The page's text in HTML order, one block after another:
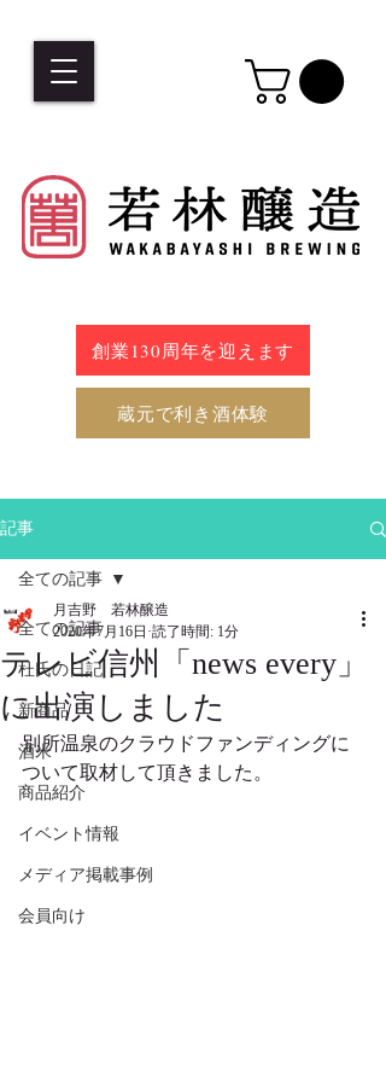
創業130周年を迎えます
蔵元で利き酒体験
記事
全ての記事
杜氏の日記
新商品
酒米
商品紹介
イベント情報
メディア掲載事例
会員向け
全ての記事
テレビ信州「news every」
に出演しました
月吉野 若林醸造
2020年7月16日 読了時間: 1分
別所温泉のクラウドファンディングに
ついて取材して頂きました。